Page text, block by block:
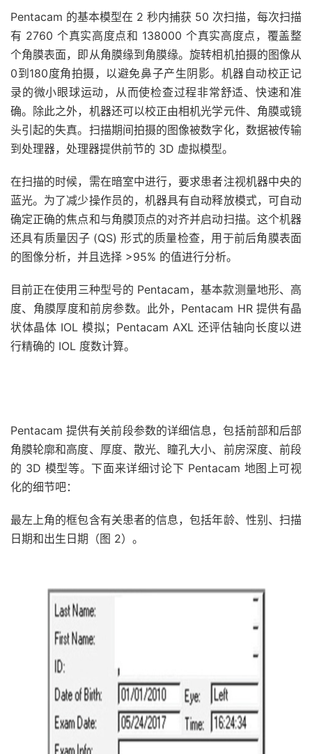
Pentacam 的基本模型在 2 秒内捕获 50 次扫描，每次扫描
有 2760 个真实高度点和 138000 个真实高度点，覆盖整
个角膜表面，即从角膜缘到角膜缘。旋转相机拍摄的图像从
0到180度角拍摄，以避免鼻子产生阴影。机器自动校正记
录的微小眼球运动，从而使检查过程非常舒适、快速和准
确。除此之外，机器还可以校正由相机光学元件、角膜或镜
头引起的失真。扫描期间拍摄的图像被数字化，数据被传输
到处理器，处理器提供前节的 3D 虚拟模型。
在扫描的时候，需在暗室中进行，要求患者注视机器中央的
蓝光。为了减少操作员的，机器具有自动释放模式，可自动
确定正确的焦点和与角膜顶点的对齐并启动扫描。这个机器
还具有质量因子 (QS) 形式的质量检查，用于前后角膜表面
的图像分析，并且选择 >95% 的值进行分析。
目前正在使用三种型号的 Pentacam，基本款测量地形、高
度、角膜厚度和前房参数。此外，Pentacam HR 提供有晶
状体晶体 IOL 模拟；Pentacam AXL 还评估轴向长度以进
行精确的 IOL 度数计算。
Pentacam 提供有关前段参数的详细信息，包括前部和后部
角膜轮廓和高度、厚度、散光、瞳孔大小、前房深度、前段
的 3D 模型等。下面来详细讨论下 Pentacam 地图上可视
化的细节吧：
最左上角的框包含有关患者的信息，包括年龄、性别、扫描
日期和出生日期（图 2）。